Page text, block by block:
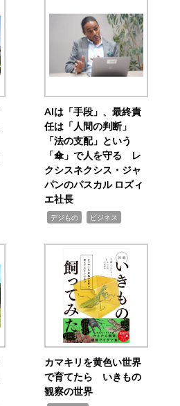
AIは「手段」、最終責
任は「人間の判断」
「法の支配」という
「傘」で人を守る レ
クシスネクシス・ジャ
パンのパスカル ロズィ
エ社長
デジもの ビジネス
カマキリを黄色い世界
で育てたら いきもの
観察の世界